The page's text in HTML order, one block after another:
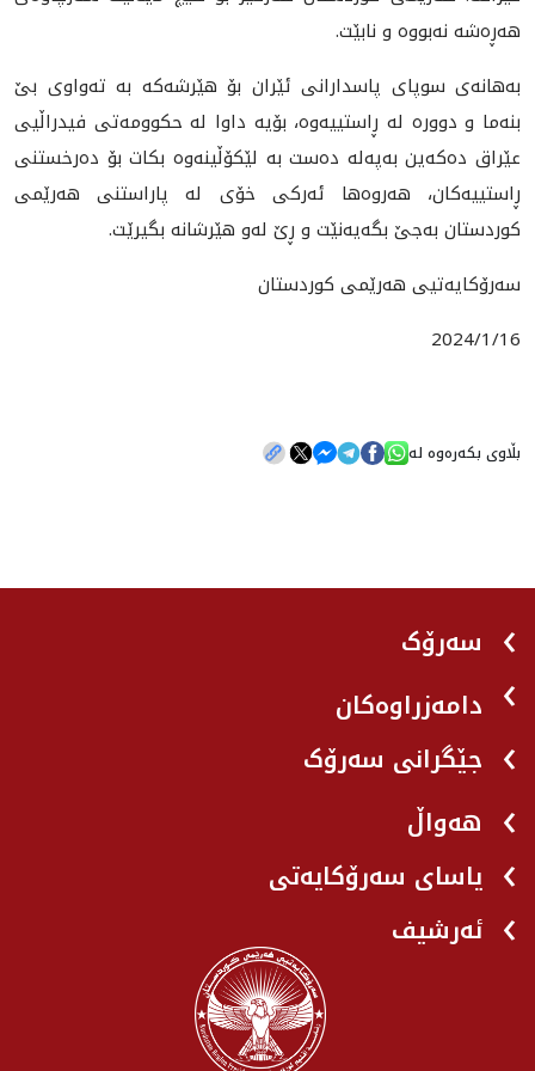
هه‌ڕه‌شه‌ نه‌بووه‌ و نابێت.
به‌هانه‌ى سوپاى پاسدارانى ئێران بۆ هێرشه‌كه‌ به‌ ته‌واوى بێ
بنه‌ما و دووره‌ له‌ ڕاستييه‌وه‌، بۆيه‌ داوا له‌ حكوومه‌تى فيدراڵيى
عێراق ده‌كه‌ين به‌په‌له‌ ده‌ست به‌ لێكۆڵينه‌وه‌ بكات بۆ ده‌رخستنى
ڕاستييه‌كان، هه‌روه‌ها ئه‌ركى خۆى له‌ پاراستنى هه‌رێمى
كوردستان به‌جێ بگه‌يه‌نێت و ڕێ له‌و هێرشانه‌ بگيرێت.
سه‌رۆكايه‌تيى هه‌رێمى كوردستان
2024/1/16
بڵاوی بکەرەوە لە
سەرۆک
دامەزراوەکان
جێگرانی سه‌رۆک
هه‌واڵ
یاسای سەرۆکایەتی
ئەرشیف